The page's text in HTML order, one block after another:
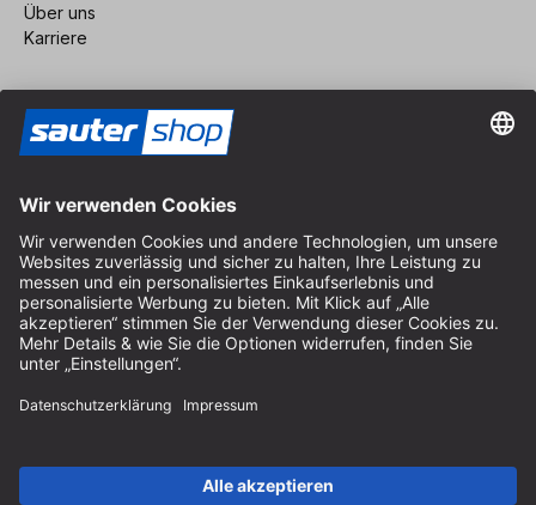
Über uns
Karriere
Impressum
AGB
Datenschutz
Cookie-Einstellungen
© 2026 sauter GmbH
* kostenloser Versand ab 150 Euro Bestellwert innerhalb
Deutschlands für die Standard-Paketgrößen - ausgenommen